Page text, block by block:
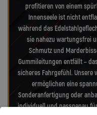
profitieren von einem
Innenseele ist nicht
während das
sie nahezu wartungsfrei
Schmutz und
Gummileitungen entfällt –
sicheres Fahrgefühl. Unsere
ermöglichen eine
Sonderanfertigung oder
individuell und passgenau